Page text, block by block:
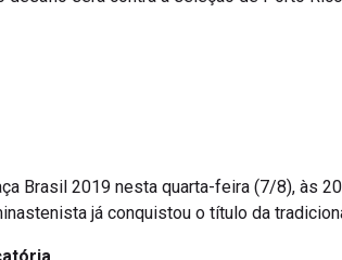
Brasil 2019 nesta quarta-feira (7/8), às
já conquistou o título da